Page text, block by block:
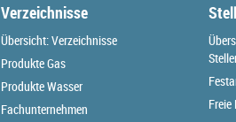
Verzeichnisse
Übersicht: Verzeichnisse
Produkte Gas
Produkte Wasser
Fachunternehmen